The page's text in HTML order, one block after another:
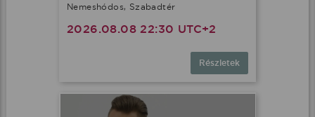
Nemeshódos, Szabadtér
2026.08.08 22:30 UTC+2
Részletek